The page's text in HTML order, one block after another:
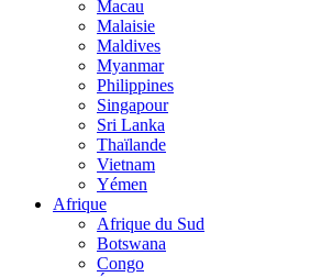
Macau
Malaisie
Maldives
Myanmar
Philippines
Singapour
Sri Lanka
Thaïlande
Vietnam
Yémen
Afrique
Afrique du Sud
Botswana
Congo